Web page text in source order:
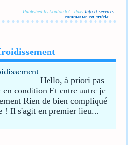
Published by Loulou-67 - dans Info et services
commenter cet article
Hello, à priori pas
en condition Et entre autre je
Rien de bien compliqué
! Il s'agit en premier lieu...